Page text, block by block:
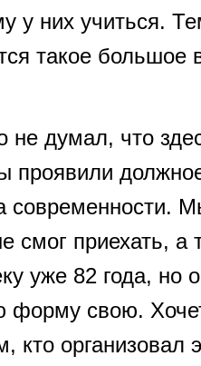
у них учиться.
такое большое
думал, что
проявили
смог приехать,
уже 82 года, но
форму свою.
кто организовал